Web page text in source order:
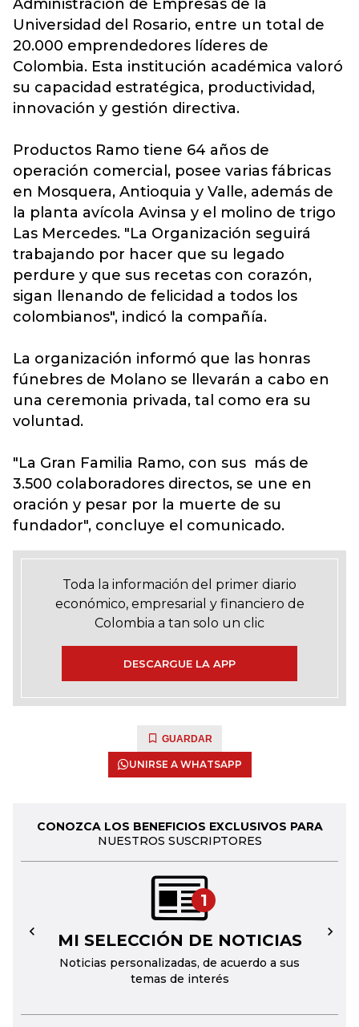
Administración de Empresas de la
Universidad del Rosario, entre un total de
20.000 emprendedores líderes de
Colombia. Esta institución académica valoró
su capacidad estratégica, productividad,
innovación y gestión directiva.
Productos Ramo tiene 64 años de
operación comercial, posee varias fábricas
en Mosquera, Antioquia y Valle, además de
la planta avícola Avinsa y el molino de trigo
Las Mercedes. "La Organización seguirá
trabajando por hacer que su legado
perdure y que sus recetas con corazón,
sigan llenando de felicidad a todos los
colombianos", indicó la compañía.
La organización informó que las honras
fúnebres de Molano se llevarán a cabo en
una ceremonia privada, tal como era su
voluntad.
"La Gran Familia Ramo, con sus más de
3.500 colaboradores directos, se une en
oración y pesar por la muerte de su
fundador", concluye el comunicado.
Toda la información del primer diario
económico, empresarial y financiero de
Colombia a tan solo un clic
DESCARGUE LA APP
GUARDAR
UNIRSE A WHATSAPP
CONOZCA LOS BENEFICIOS EXCLUSIVOS PARA
NUESTROS SUSCRIPTORES
1
MI SELECCIÓN DE NOTICIAS
Noticias personalizadas, de acuerdo a sus
temas de interés
← →